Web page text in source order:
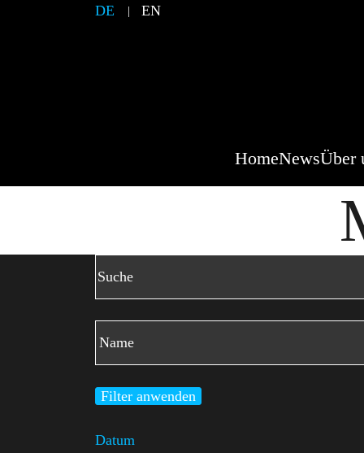
DE EN
HomeNewsÜber
Filter anwenden
Datum